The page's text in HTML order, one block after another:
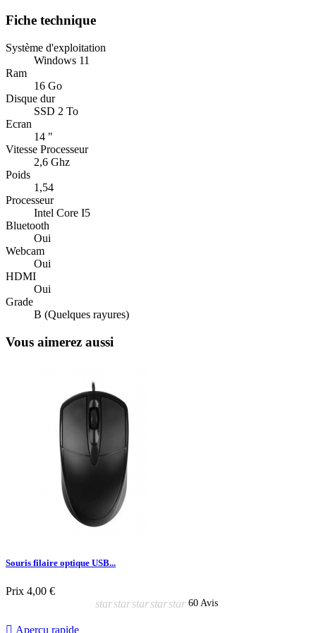
Fiche technique
Système d'exploitation
Windows 11
Ram
16 Go
Disque dur
SSD 2 To
Ecran
14 "
Vitesse Processeur
2,6 Ghz
Poids
1,54
Processeur
Intel Core I5
Bluetooth
Oui
Webcam
Oui
HDMI
Oui
Grade
B (Quelques rayures)
Vous aimerez aussi
Souris filaire optique USB...
Prix 4,00 €
starstarstarstarstar 60 Avis
 Aperçu rapide